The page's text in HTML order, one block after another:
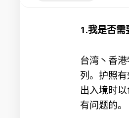
1.我是否需
台湾丶香
列。护照有
出入境时
有问题的。